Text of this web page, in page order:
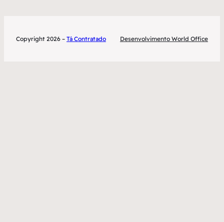
Copyright 2026 – Tá Contratado Desenvolvimento World Office